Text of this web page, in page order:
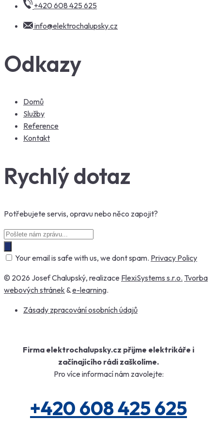
+420 608 425 625
info@elektrochalupsky.cz
Odkazy
Domů
Služby
Reference
Kontakt
Rychlý dotaz
Potřebujete servis, opravu nebo něco zapojit?
Your email is safe with us, we dont spam. Privacy Policy
© 2026 Josef Chalupský, realizace FlexiSystems s.r.o. Tvorba
webových stránek &e-learning.
Zásady zpracování osobních údajů
Firma elektrochalupsky.cz přijme elektrikáře i
začínajícího rádi zaškolíme.
Pro více informací nám zavolejte:
+420 608 425 625